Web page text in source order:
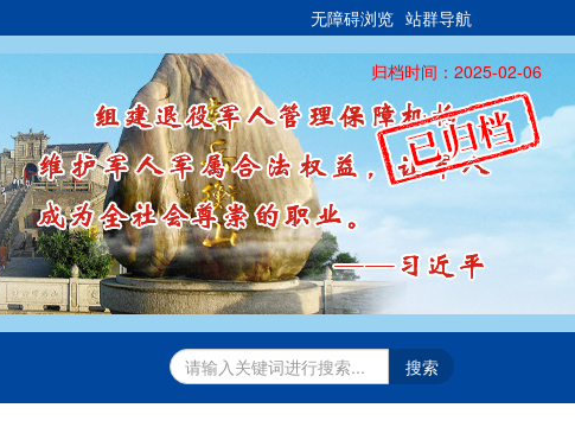
无障碍浏览 站群导航
搜索
归档时间：2025-02-06